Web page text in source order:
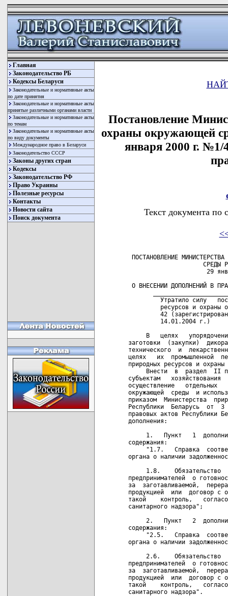
Главная
Законодательство РБ
Кодексы Беларуси
Законодательные и нормативные акты
по дате принятия
Законодательные и нормативные акты
принятые различными органами власти
Законодательные и нормативные акты
по темам
Законодательные и нормативные акты
по виду документы
Международное право в Беларуси
Законодательство СССР
Законы других стран
Кодексы
Законодательство РФ
Право Украины
Полезные ресурсы
Контакты
Новости сайта
Поиск документа
Постановление
охраны окружающей
января 2000 г.
Текст документа по
ПОСТАНОВЛЕНИЕ
СРЕДЫ
29
О ВНЕСЕНИИ ДОПОЛНЕНИЙ В
Утратило силу
ресурсов и охраны
42
         14.01.2004 г.)
В   целях
заготовки  (закупки)
технического  и
целях   их  промышленной
природных ресурсов и
Внести  в  раздел  II
субъектам
осуществление   отдельных
окружающей  среды  и
приказом  Министерства
Республики  Беларусь  от
правовых актов
дополнения:
1.   Пункт   1
содержания:
"1.7.   Справка
органа о наличии
1.8.    Обязательство
предпринимателей  о
за  заготавливаемой,
продукцией  или  договор с
такой    контроль,
санитарного надзора";
2.   Пункт   2
содержания:
"2.5.   Справка
органа о наличии
2.6.    Обязательство
предпринимателей  о
за  заготавливаемой,
продукцией  или  договор с
такой    контроль,
санитарного надзора".